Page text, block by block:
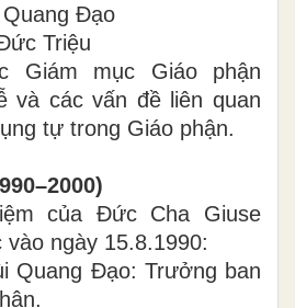
Đạo
Triệu
Giám mục Giáo phận
và các vấn đề liên quan
tự trong Giáo phận.
của Đức Cha Giuse
ngày 15.8.1990:
Quang Đạo: Trưởng ban